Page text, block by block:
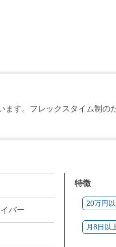
す。フレックスタイム制の
バー
特徴
20万円
月8日以